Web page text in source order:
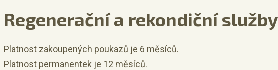
Regenerační a rekondiční služby
Platnost zakoupených poukazů je 6 měsíců.
Platnost permanentek je 12 měsíců.